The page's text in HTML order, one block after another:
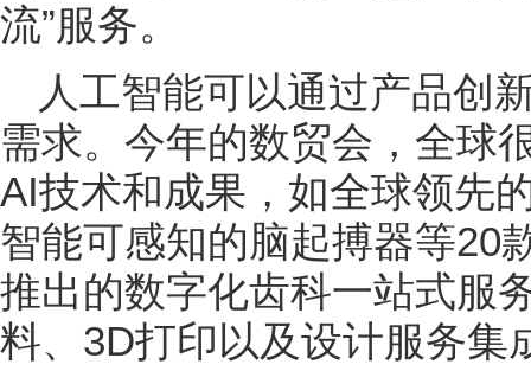
流”服务。
人工智能可以通过产品创
需求。今年的数贸会，全球
AI技术和成果，如全球领先
智能可感知的脑起搏器等20
推出的数字化齿科一站式服
料、3D打印以及设计服务集